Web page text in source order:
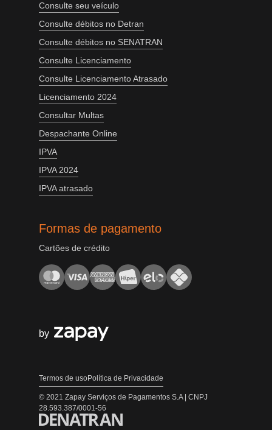
Consulte seu veículo
Consulte débitos no Detran
Consulte débitos no SENATRAN
Consulte Licenciamento
Consulte Licenciamento Atrasado
Licenciamento 2024
Consultar Multas
Despachante Online
IPVA
IPVA 2024
IPVA atrasado
Formas de pagamento
Cartões de crédito
by
Termos de usoPolítica de Privacidade
© 2021 Zapay Serviços de Pagamentos S.A | CNPJ
28.593.387/0001-56